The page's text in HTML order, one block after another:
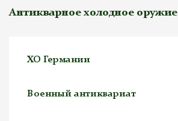
Антикварное холодное оружие
ХО Германии
Военный антиквариат